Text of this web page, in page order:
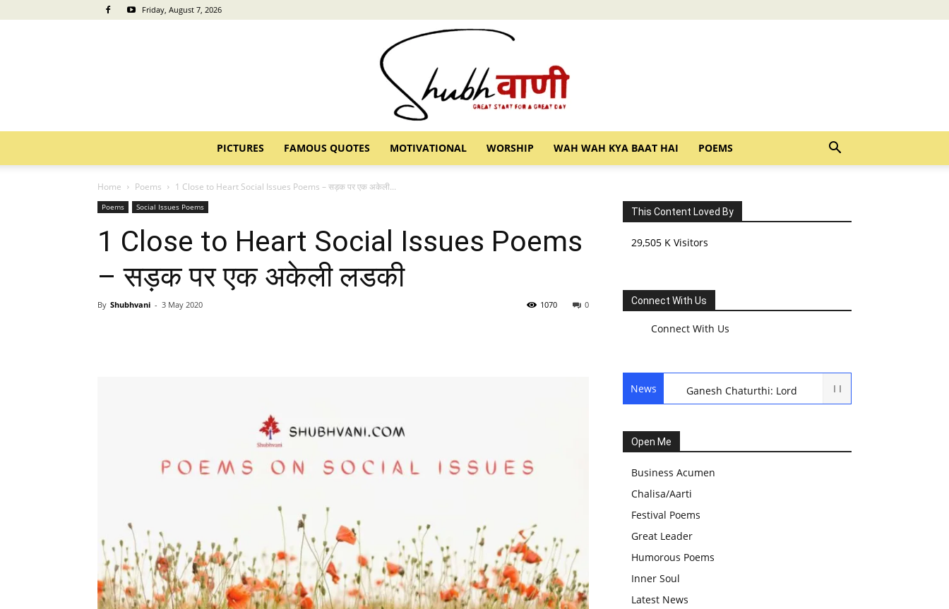
Friday, August 7, 2026
PICTURES FAMOUS QUOTES MOTIVATIONAL WORSHIP WAH WAH KYA BAAT HAI POEMS
Home Poems 1 Close to Heart Social Issues Poems – सड़क पर एक अकेली...
Poems Social Issues Poems
1 Close to Heart Social Issues Poems
– सड़क पर एक अकेली लडकी
By Shubhvani - 3 May 2020 0
1070
This Content Loved By
29,505 K Visitors
Connect With Us
Connect With Us
News
Ganesh Chaturthi: Lord
हरतालिका तीज,Haritalika
teej,Teej Festival: A
Celebration of Tradition and
Womanhood
स्वामी अवधेशानंद जी गिरि के जीवन
सूत्र:किन चीजों के कारण लोग अशांत
आज का जीवन मंत्र:महिलाएं पुरुषों से
Open Me
Business Acumen
Chalisa/Aarti
Festival Poems
Great Leader
Humorous Poems
Inner Soul
Latest News